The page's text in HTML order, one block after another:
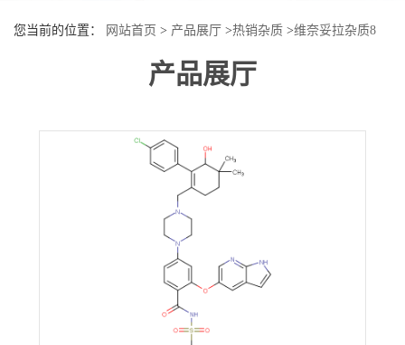
页
司
您当前的位置： 网站首页 > 产品展厅 >热销杂质 >维奈妥拉杂质8
产品展厅